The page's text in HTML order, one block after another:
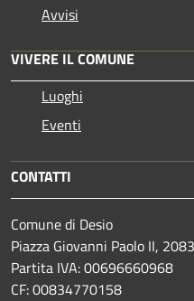
Avvisi
VIVERE IL COMUNE
Luoghi
Eventi
CONTATTI
Comune di Desio
Piazza Giovanni Paolo II,
Partita IVA: 00696660968
CF: 00834770158